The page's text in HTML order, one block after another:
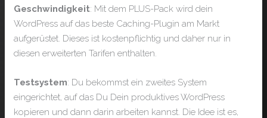
Geschwindigkeit: Mit dem PLUS-Pack wird dein
WordPress auf das beste Caching-Plugin am Markt
aufgerüstet. Dieses ist kostenpflichtig und daher nur in
diesen erweiterten Tarifen enthalten.
Testsystem: Du bekommst ein zweites System
eingerichtet, auf das Du Dein produktives WordPress
kopieren und dann darin arbeiten kannst. Die Idee ist es,